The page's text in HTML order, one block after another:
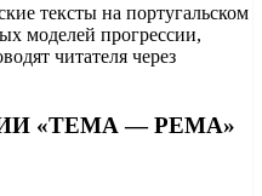
тексты на португальском
моделей прогрессии,
читателя через
«ТЕМА — РЕМА»